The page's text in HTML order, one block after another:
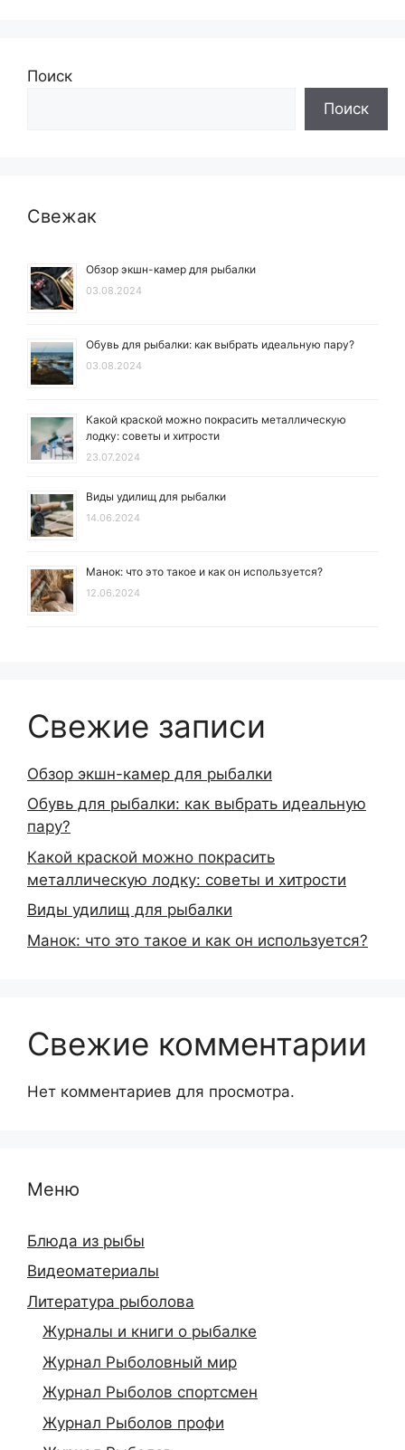
Поиск
Поиск
Свежак
Обзор экшн-камер для рыбалки
03.08.2024
Обувь для рыбалки: как выбрать идеальную пару?
03.08.2024
Какой краской можно покрасить металлическую
лодку: советы и хитрости
23.07.2024
Виды удилищ для рыбалки
14.06.2024
Манок: что это такое и как он используется?
12.06.2024
Свежие записи
Обзор экшн-камер для рыбалки
Обувь для рыбалки: как выбрать идеальную
пару?
Какой краской можно покрасить
металлическую лодку: советы и хитрости
Виды удилищ для рыбалки
Манок: что это такое и как он используется?
Свежие комментарии
Нет комментариев для просмотра.
Меню
Блюда из рыбы
Видеоматериалы
Литература рыболова
Журналы и книги о рыбалке
Журнал Рыболовный мир
Журнал Рыболов спортсмен
Журнал Рыболов профи